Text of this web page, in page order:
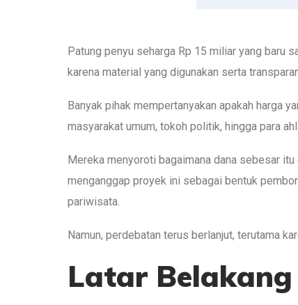
Ilustrasi
Patung penyu seharga Rp 15 miliar yang baru
karena material yang digunakan serta
Banyak pihak mempertanyakan apakah harga
masyarakat umum, tokoh politik, hingga para
Mereka menyoroti bagaimana dana sebesar
menganggap proyek ini sebagai bentuk
pariwisata.
Namun, perdebatan terus berlanjut, terutama
Latar